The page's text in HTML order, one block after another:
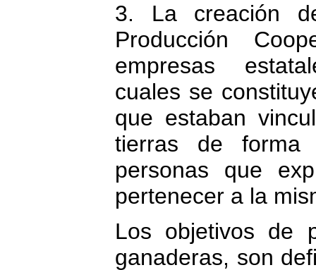
3. La creación
Producción
empresas
cuales se
que estaban
tierras de forma
personas que
pertenecer a la
Los objetivos de
ganaderas, son